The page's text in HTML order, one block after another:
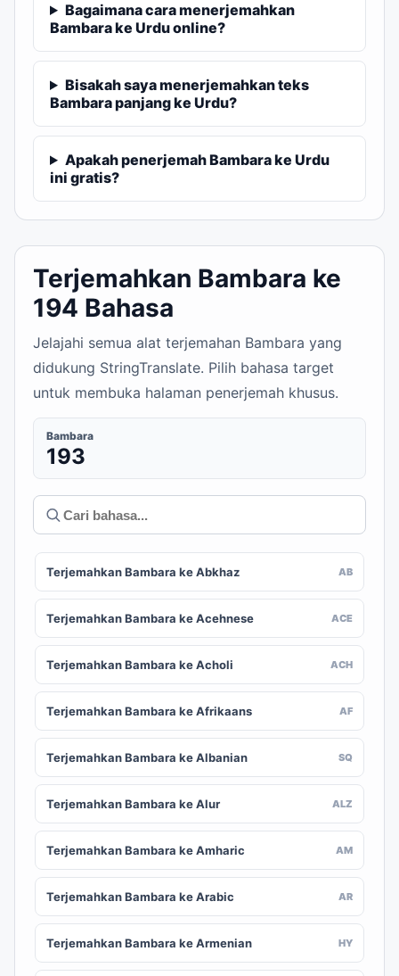
Bagaimana cara menerjemahkan
Bambara ke Urdu online?
Bisakah saya menerjemahkan teks
Bambara panjang ke Urdu?
Apakah penerjemah Bambara ke Urdu
ini gratis?
Terjemahkan Bambara ke
194 Bahasa
Jelajahi semua alat terjemahan Bambara yang
didukung StringTranslate. Pilih bahasa target
untuk membuka halaman penerjemah khusus.
Bambara
193
Terjemahkan Bambara ke Abkhaz AB
Terjemahkan Bambara ke Acehnese ACE
Terjemahkan Bambara ke Acholi ACH
Terjemahkan Bambara ke Afrikaans AF
Terjemahkan Bambara ke Albanian SQ
Terjemahkan Bambara ke Alur ALZ
Terjemahkan Bambara ke Amharic AM
Terjemahkan Bambara ke Arabic AR
Terjemahkan Bambara ke Armenian HY